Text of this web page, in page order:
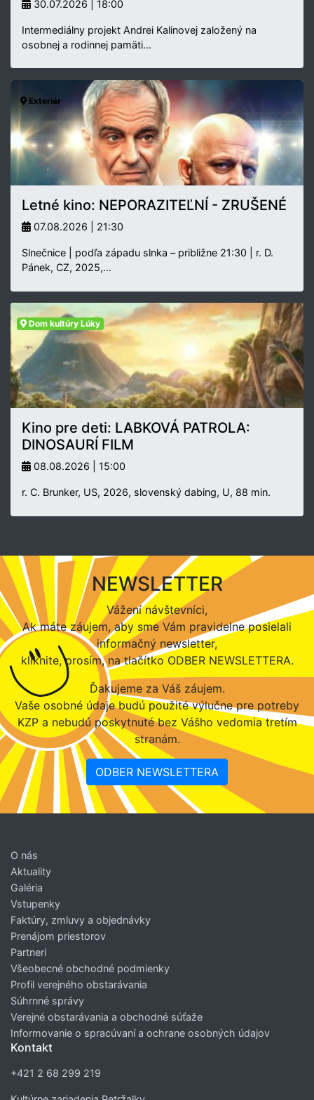
30.07.2026 | 18:00
Intermediálny projekt Andrei Kalinovej založený na
osobnej a rodinnej pamäti…
Exteriér
Letné kino: NEPORAZITEĽNÍ - ZRUŠENÉ
07.08.2026 | 21:30
Slnečnice | podľa západu slnka – približne 21:30 | r. D.
Pánek, CZ, 2025,…
Dom kultúry Lúky
Kino pre deti: LABKOVÁ PATROLA:
DINOSAURÍ FILM
08.08.2026 | 15:00
r. C. Brunker, US, 2026, slovenský dabing, U, 88 min.
NEWSLETTER
Vážení návštevníci,
Ak máte záujem, aby sme Vám pravidelne posielali
informačný newsletter,
kliknite, prosím, na tlačítko ODBER NEWSLETTERA.
Ďakujeme za Váš záujem.
Vaše osobné údaje budú použité výlučne pre potreby
KZP a nebudú poskytnuté bez Vášho vedomia tretím
stranám.
ODBER NEWSLETTERA
O nás
Aktuality
Galéria
Vstupenky
Faktúry, zmluvy a objednávky
Prenájom priestorov
Partneri
Všeobecné obchodné podmienky
Profil verejného obstarávania
Súhrnné správy
Verejné obstarávania a obchodné súťaže
Informovanie o spracúvaní a ochrane osobných údajov
Kontakt
+421 2 68 299 219